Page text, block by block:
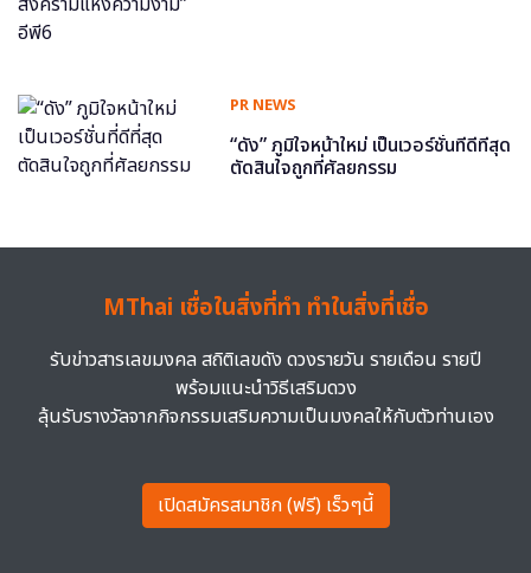
PR NEWS
“ดัง” ภูมิใจหน้าใหม่ เป็นเวอร์ชั่นที่ดีที่สุด
ตัดสินใจถูกที่ศัลยกรรม
MThai เชื่อในสิ่งที่ทำ ทำในสิ่งที่เชื่อ
รับข่าวสารเลขมงคล สถิติเลขดัง ดวงรายวัน รายเดือน รายปี
พร้อมแนะนำวิธีเสริมดวง
ลุ้นรับรางวัลจากกิจกรรมเสริมความเป็นมงคลให้กับตัวท่านเอง
เปิดสมัครสมาชิก (ฟรี) เร็วๆนี้